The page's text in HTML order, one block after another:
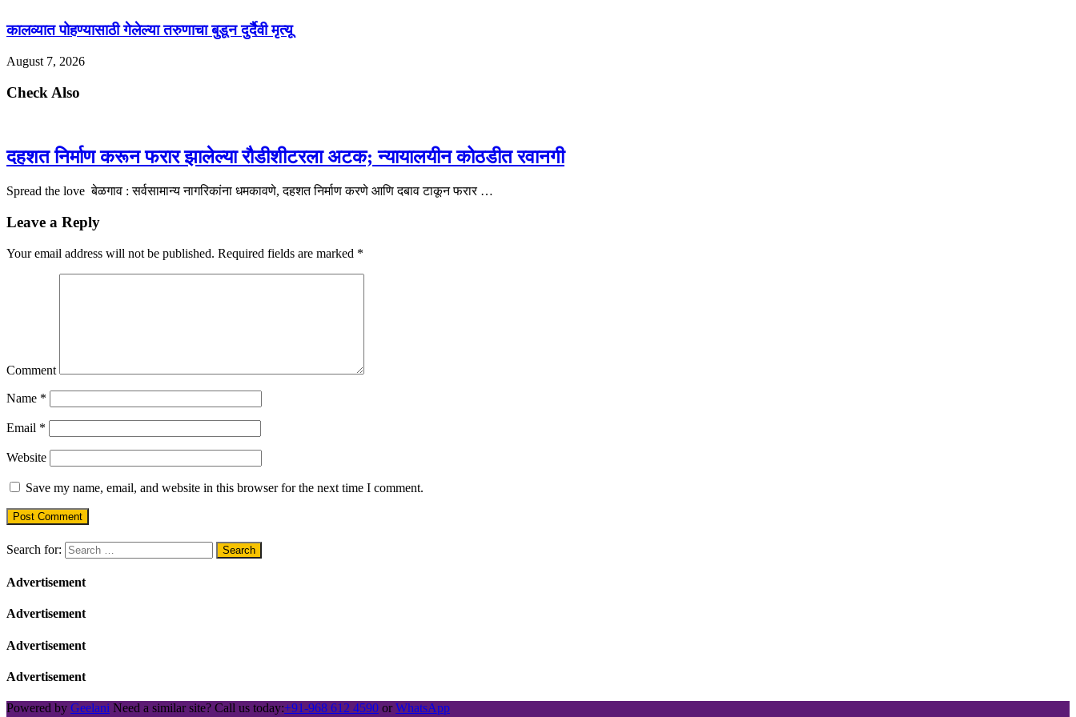
कालव्यात पोहण्यासाठी गेलेल्या तरुणाचा बुडून दुर्दैवी मृत्यू
August 7, 2026
Check Also
दहशत निर्माण करून फरार झालेल्या रौडीशीटरला अटक; न्यायालयीन कोठडीत रवानगी
Spread the love बेळगाव : सर्वसामान्य नागरिकांना धमकावणे, दहशत निर्माण करणे आणि दबाव टाकून फरार …
Leave a Reply
Your email address will not be published. Required fields are marked *
Comment
Name *
Email *
Website
Save my name, email, and website in this browser for the next time I comment.
Search for:
Advertisement
Advertisement
Advertisement
Advertisement
Powered by Geelani Need a similar site? Call us today:+91-968 612 4590 or WhatsApp